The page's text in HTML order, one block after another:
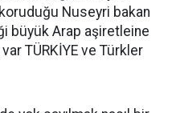
koruduğu Nuseyri bakan
büyük Arap aşiretleine
TÜRKİYE ve Türkler